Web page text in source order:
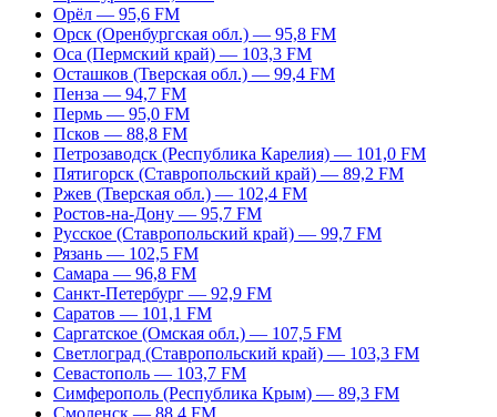
Орёл — 95,6 FM
Орск (Оренбургская обл.) — 95,8 FM
Оса (Пермский край) — 103,3 FM
Осташков (Тверская обл.) — 99,4 FM
Пенза — 94,7 FM
Пермь — 95,0 FM
Псков — 88,8 FM
Петрозаводск (Республика Карелия) — 101,0 FM
Пятигорск (Ставропольский край) — 89,2 FM
Ржев (Тверская обл.) — 102,4 FM
Ростов-на-Дону — 95,7 FM
Русское (Ставропольский край) — 99,7 FM
Рязань — 102,5 FM
Самара — 96,8 FM
Санкт-Петербург — 92,9 FM
Саратов — 101,1 FM
Саргатское (Омская обл.) — 107,5 FM
Светлоград (Ставропольский край) — 103,3 FM
Севастополь — 103,7 FM
Симферополь (Республика Крым) — 89,3 FM
Смоленск — 88,4 FM